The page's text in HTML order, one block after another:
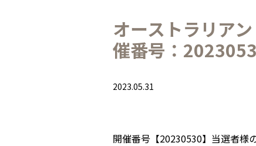
オーストラリア
催番号：
2023.05.31
開催番号【20230530】当選者様